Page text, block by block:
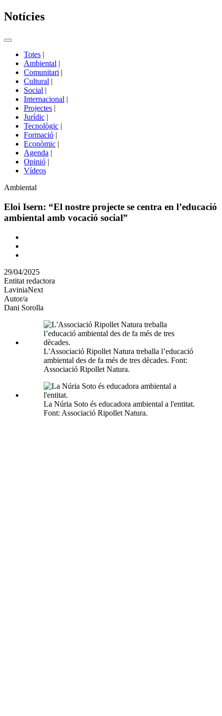
Notícies
Commutador
portals
Totes |
Ambiental |
Comunitari |
Cultural |
Social |
Internacional |
Projectes |
Jurídic |
Tecnològic |
Formació |
Econòmic |
Agenda |
Opinió |
Vídeos
Àmbit
la
notícia
Ambiental
Eloi Isern: “El nostre projecte se centra en l’educació
ambiental amb vocació social”
Comparteix
altres
xarxes
socials
29/04/2025
Entitat redactora
LaviniaNext
Autor/a
Dani Sorolla
L'Associació Ripollet Natura treballa l’educació
ambiental des de fa més de tres dècades. Font:
Associació Ripollet Natura.
La Núria Soto és educadora ambiental a l'entitat.
Font: Associació Ripollet Natura.